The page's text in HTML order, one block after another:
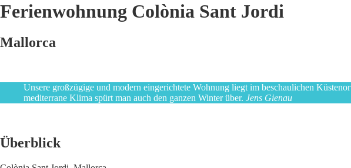
Ferienwohnung Colònia Sant Jordi
Mallorca
Unsere großzügige und modern eingerichtete Wohnung liegt im beschaulichen
mediterrane Klima spürt man auch den ganzen Winter über. Jens Gienau
Überblick